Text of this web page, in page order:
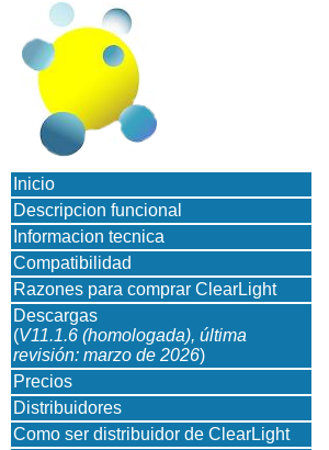
Inicio
Descripcion funcional
Informacion tecnica
Compatibilidad
Razones para comprar ClearLight
Descargas
(V11.1.6 (homologada), última
revisión: marzo de 2026)
Precios
Distribuidores
Como ser distribuidor de ClearLight